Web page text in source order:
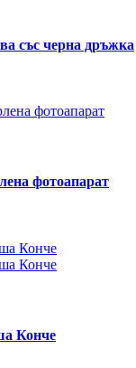
със черна дръжка
фотоапарат
Конче